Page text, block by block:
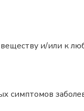
и/или к
симптомов